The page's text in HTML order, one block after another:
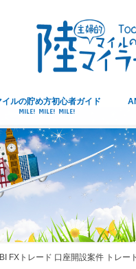
イルの貯め方初心者ガイド
MILE! MILE! MILE!
FXトレード 口座開設案件 トレー